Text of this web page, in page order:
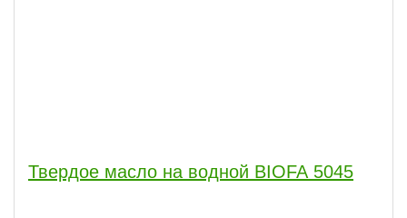
Твердое масло на водной BIOFA 5045